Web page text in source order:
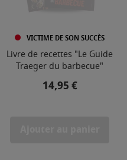
VICTIME DE SON SUCCÈS
Livre de recettes "Le Guide
Traeger du barbecue"
Prix
14,95 €